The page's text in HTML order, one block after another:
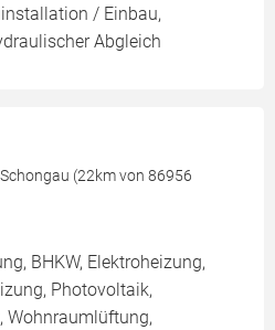
/ Einbau,
Abgleich
(22km von 86956
BHKW, Elektroheizung,
Photovoltaik,
Wohnraumlüftung,